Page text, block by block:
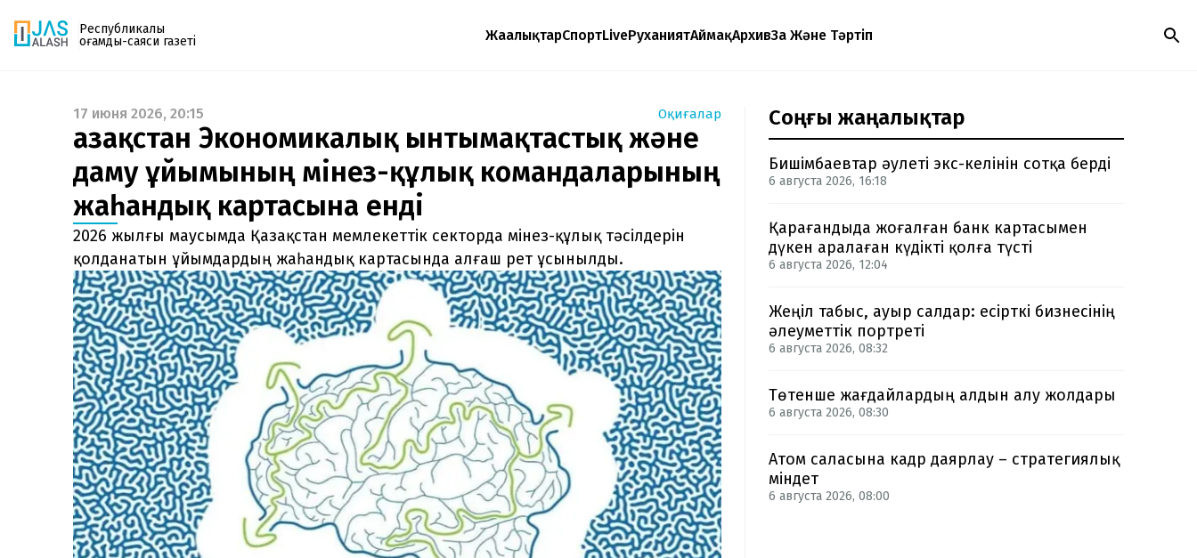
Республикалық
қоғамдық-саяси газеті
ЖаңалықтарСпортLiveРуханиятАймақАрхивЗаң Және Тәртіп
Газетке жазылу
PDF форматтағы газетті ай сайын электронды
поштаңызға алып отырыңыз. Жаңа нөмір
шыққан сәтте сізге бірден жіберіледі. Тек email
енгізіңіз, біз қалғанын өзіміз жібереміз.
17 июня 2026, 20:15 Оқиғалар
Қазақстан Экономикалық ынтымақтастық және
даму ұйымының мінез-құлық командаларының
жаһандық картасына енді
2026 жылғы маусымда Қазақстан мемлекеттік секторда мінез-құлық тәсілдерін
қолданатын ұйымдардың жаһандық картасында алғаш рет ұсынылды.
Соңғы жаңалықтар
Бишімбаевтар әулеті экс-келінін сотқа берді
6 августа 2026, 16:18
Қарағандыда жоғалған банк картасымен
дүкен аралаған күдікті қолға түсті
6 августа 2026, 12:04
Жеңіл табыс, ауыр салдар: есірткі бизнесінің
әлеуметтік портреті
6 августа 2026, 08:32
Төтенше жағдайлардың алдын алу жолдары
6 августа 2026, 08:30
Атом саласына кадр даярлау – стратегиялық
міндет
6 августа 2026, 08:00